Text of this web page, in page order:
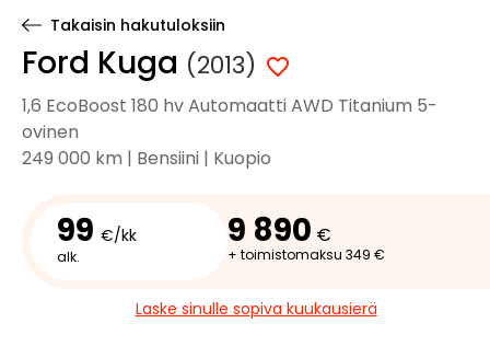
Takaisin hakutuloksiin
Ford Kuga (2013)
1,6 EcoBoost 180 hv Automaatti AWD Titanium 5-
ovinen
249 000 km | Bensiini | Kuopio
99 €/kk
alk.
9 890 €
+ toimistomaksu 349 €
Laske sinulle sopiva kuukausierä